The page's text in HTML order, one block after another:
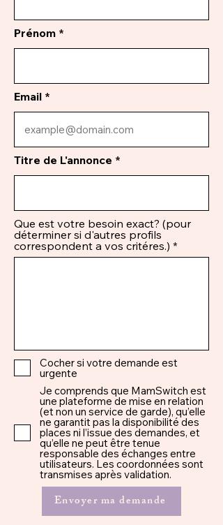
Prénom
Email
Titre de L'annonce
Que est votre besoin exact? (pour
déterminer si d'autres profils
correspondent a vos critéres.)
Cocher si votre demande est
urgente
Je comprends que MamSwitch est
une plateforme de mise en relation
(et non un service de garde), qu’elle
ne garantit pas la disponibilité des
places ni l’issue des demandes, et
qu’elle ne peut être tenue
responsable des échanges entre
utilisateurs. Les coordonnées sont
transmises après validation.
Envoyer ma demande